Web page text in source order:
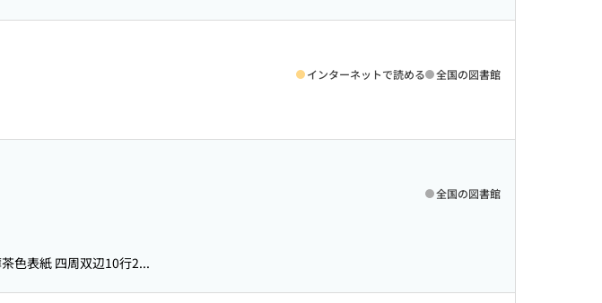
インターネットで読める 全国の図書館
全国の図書館
色表紙 四周双辺10行2...